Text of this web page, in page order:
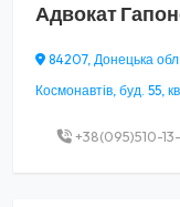
Адвокат
84207, Донецька
Космонавтів, буд. 55,
+38(095)510-